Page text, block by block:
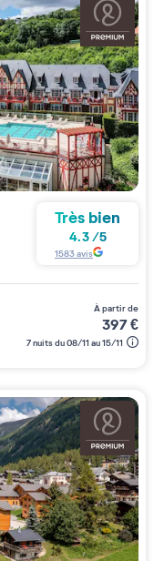
Très bien
4.3 /5
1583avis
à partir de
397€
7 nuits du 08/11 au 15/11